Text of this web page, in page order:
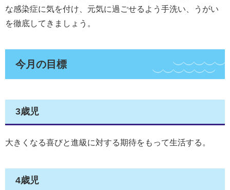
な感染症に気を付け、元気に過ごせるよう手洗い、うがい
を徹底してきましょう。
今月の目標
3歳児
大きくなる喜びと進級に対する期待をもって生活する。
4歳児